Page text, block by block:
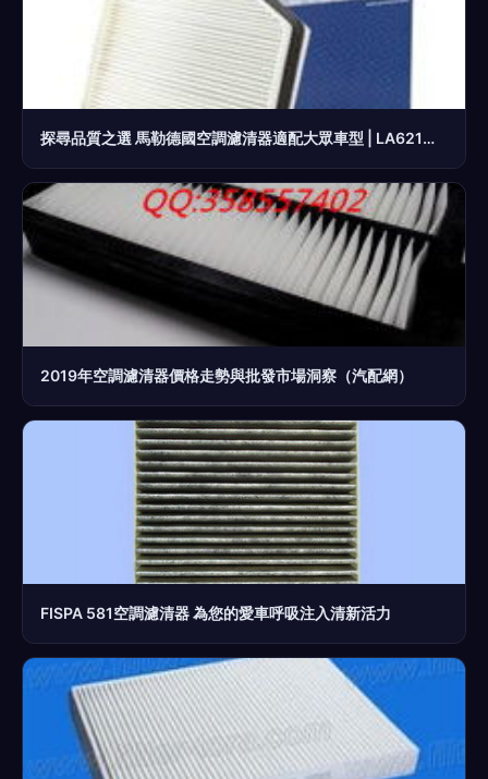
探尋品質之選 馬勒德國空調濾清器適配大眾車型 | LA621單效款詳解與電商購買攻略
2019年空調濾清器價格走勢與批發市場洞察（汽配網）
FISPA 581空調濾清器 為您的愛車呼吸注入清新活力